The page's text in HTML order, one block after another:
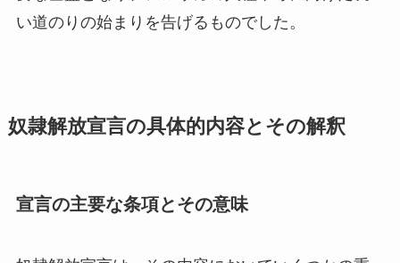
い道のりの始まりを告げるものでした。
奴隷解放宣言の具体的内容とその解釈
宣言の主要な条項とその意味